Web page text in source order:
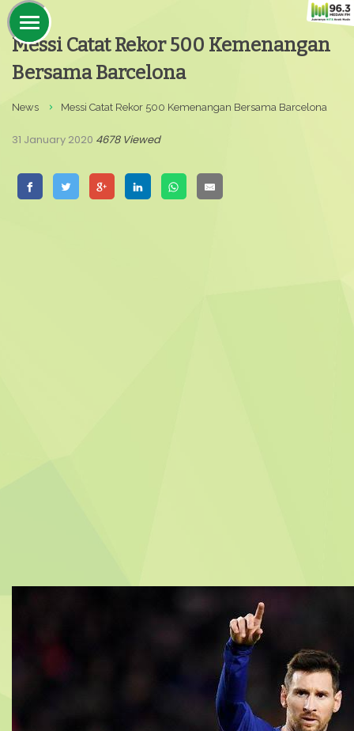
Messi Catat Rekor 500 Kemenangan
Bersama Barcelona
News Messi Catat Rekor 500 Kemenangan Bersama Barcelona
31 January 2020 4678 Viewed